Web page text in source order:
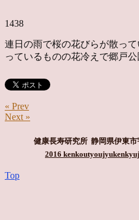
1438
連日の雨で桜の花びらが散っ
っているものの花冷えで郷戸公
« Prev
Next »
健康長寿研究所 静岡県伊東市
2016
Top